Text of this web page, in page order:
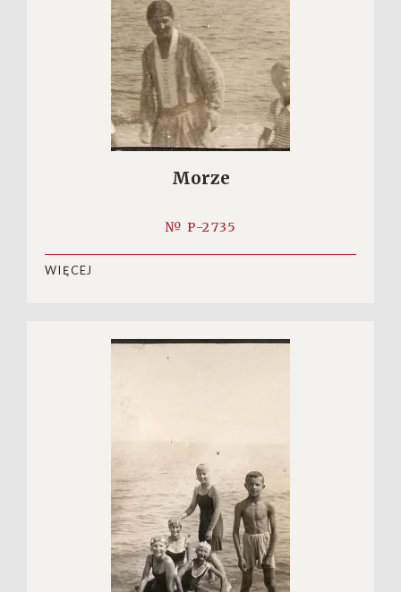
Morze
№ P-2735
WIĘCEJ